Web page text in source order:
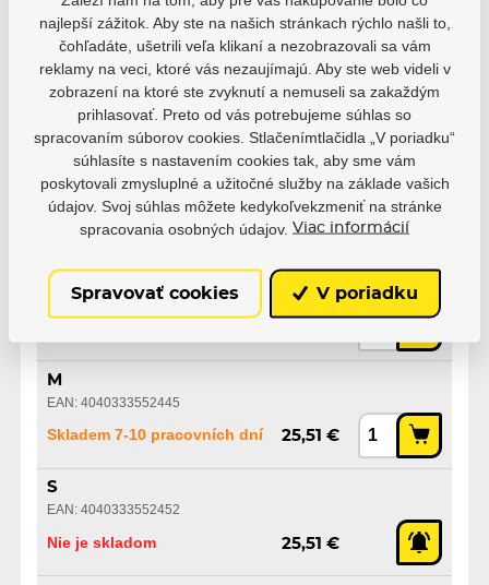
Výrobce Powerslide
Veľkosť S M
Varianty
L
EAN: 4040333552438
M
EAN: 4040333552445
Skladem 7-10 pracovních dní 25,51 €
S
EAN: 4040333552452
Nie je skladom 25,51 €
najlepší zážitok. Aby ste na našich stránkach rýchlo našli to,
čohľadáte, ušetrili veľa klikaní a nezobrazovali sa vám
reklamy na veci, ktoré vás nezaujímajú. Aby ste web videli v
zobrazení na ktoré ste zvyknutí a nemuseli sa zakaždým
prihlasovať. Preto od vás potrebujeme súhlas so
spracovaním súborov cookies. Stlačenímtlačidla „V poriadku“
súhlasíte s nastavením cookies tak, aby sme vám
poskytovali zmysluplné a užitočné služby na základe vašich
údajov. Svoj súhlas môžete kedykoľvekzmeniť na stránke
spracovania osobných údajov. Viac informácií
Spravovať cookies V poriadku